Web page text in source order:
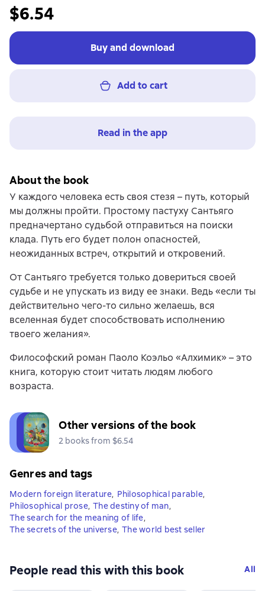
$6.54
Buy and download
Add to cart
Read in the app
About the book
У каждого человека есть своя стезя – путь, который
мы должны пройти. Простому пастуху Сантьяго
предначертано судьбой отправиться на поиски
клада. Путь его будет полон опасностей,
неожиданных встреч, открытий и откровений.
От Сантьяго требуется только довериться своей
судьбе и не упускать из виду ее знаки. Ведь «если ты
действительно чего-то сильно желаешь, вся
вселенная будет способствовать исполнению
твоего желания».
Философский роман Паоло Коэльо «Алхимик» – это
книга, которую стоит читать людям любого
возраста.
Other versions of the book
2 books from $6.54
Genres and tags
Modern foreign literature, Philosophical parable,
Philosophical prose, The destiny of man,
The search for the meaning of life,
The secrets of the universe, The world best seller
People read this with this book All